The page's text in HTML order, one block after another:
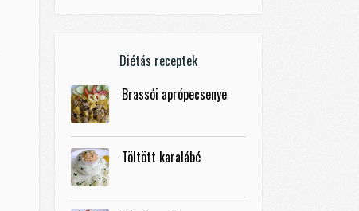
Diétás receptek
Brassói aprópecsenye
Töltött karalábé